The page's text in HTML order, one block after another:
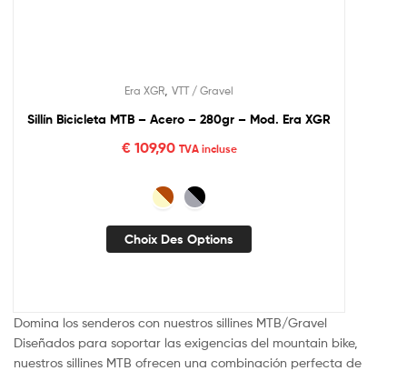
Era XGR, VTT / Gravel
Sillín Bicicleta MTB – Acero – 280gr – Mod. Era XGR
€109,90 TVA incluse
Choix Des Options
Domina los senderos con nuestros sillines MTB/Gravel
Diseñados para soportar las exigencias del mountain bike,
nuestros sillines MTB ofrecen una combinación perfecta de